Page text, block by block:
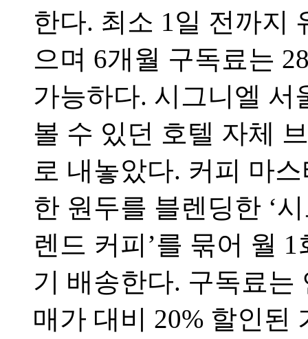
한다. 최소 1일 전까지
으며 6개월 구독료는
가능하다. 시그니엘 서
볼 수 있던 호텔 자체
로 내놓았다. 커피 마
한 원두를 블렌딩한 ‘
렌드 커피’를 묶어 월
기 배송한다. 구독료는
매가 대비 20% 할인된